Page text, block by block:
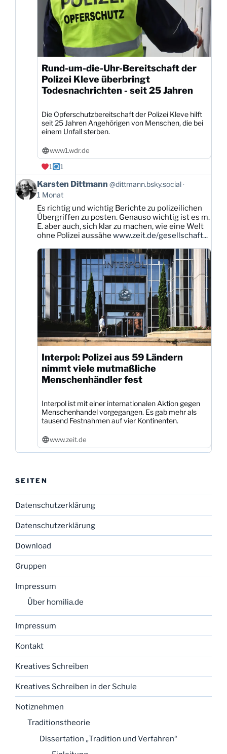
Rund-um-die-Uhr-Bereitschaft der
Polizei Kleve überbringt
Todesnachrichten - seit 25 Jahren
Die Opferschutzbereitschaft der Polizei Kleve hilft
seit 25 Jahren Angehörigen von Menschen, die bei
einem Unfall sterben.
www1.wdr.de
1
1
Beitrag
von
Karsten
Dittmann
Bluesky
ansehen
Karsten Dittmann @dittmann.bsky.social
1 Monat
Es richtig und wichtig Berichte zu polizeilichen
Übergriffen zu posten. Genauso wichtig ist es m.
E. aber auch, sich klar zu machen, wie eine Welt
ohne Polizei aussähe www.zeit.de/gesellschaft...
Interpol: Polizei aus 59 Ländern
nimmt viele mutmaßliche
Menschenhändler fest
Interpol ist mit einer internationalen Aktion gegen
Menschenhandel vorgegangen. Es gab mehr als
tausend Festnahmen auf vier Kontinenten.
www.zeit.de
SEITEN
Datenschutzerklärung
Datenschutzerklärung
Download
Gruppen
Impressum
Über homilia.de
Impressum
Kontakt
Kreatives Schreiben
Kreatives Schreiben in der Schule
Notiznehmen
Traditionstheorie
Dissertation „Tradition und Verfahren“